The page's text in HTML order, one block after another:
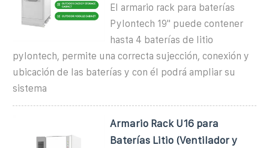
El armario rack para baterías
Pylontech 19'' puede contener
hasta 4 baterías de litio
pylontech, permite una correcta sujección, conexión y
ubicación de las baterías y con él podrá ampliar su
sistema
Armario Rack U16 para
Baterías Litio (Ventilador y